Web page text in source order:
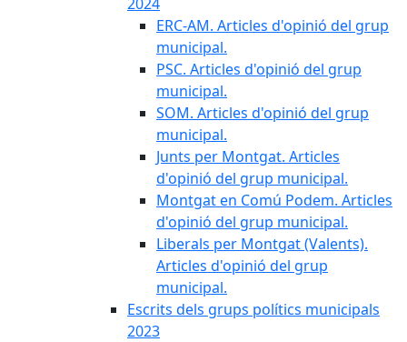
ERC-AM. Articles d'opinió del grup
municipal.
PSC. Articles d'opinió del grup
municipal.
SOM. Articles d'opinió del grup
municipal.
Junts per Montgat. Articles
d'opinió del grup municipal.
Montgat en Comú Podem. Articles
d'opinió del grup municipal.
Liberals per Montgat (Valents).
Articles d'opinió del grup
municipal.
Escrits dels grups polítics municipals
2023